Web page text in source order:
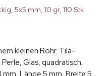
5x5 mm, 10 gr, 110 Stk
kleinen Rohr. Tila-
Glas, quadratisch,
Länge 5 mm, Breite 5